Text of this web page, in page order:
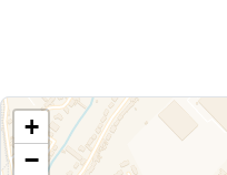
+
−